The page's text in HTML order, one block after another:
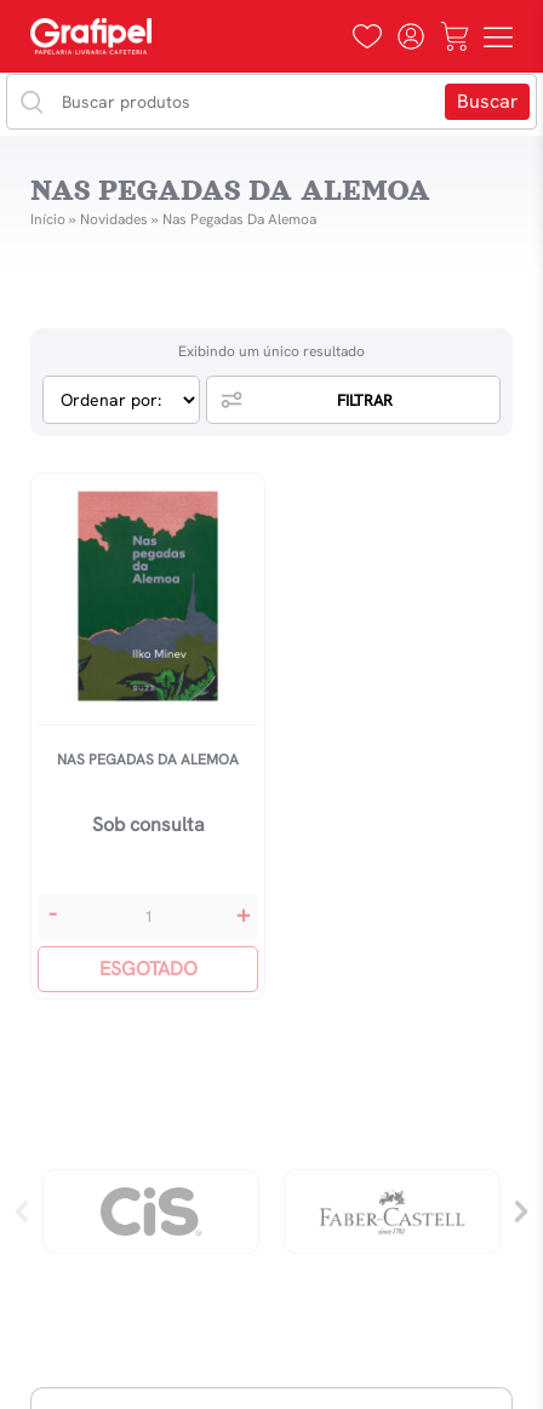
NAS PEGADAS DA ALEMOA
Início» Novidades » Nas Pegadas Da Alemoa
Exibindo um único resultado
FILTRAR
NAS PEGADAS DA ALEMOA
Sob consulta
Nas
Alemoa
- +
ESGOTADO